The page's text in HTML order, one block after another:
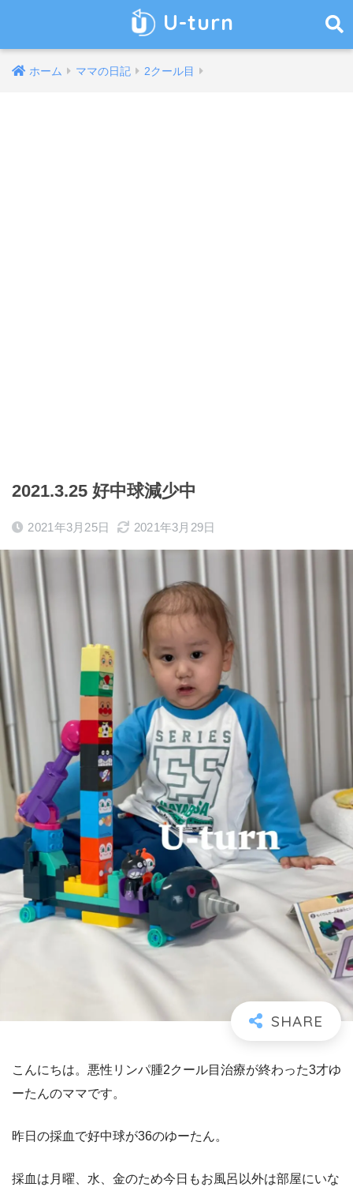
U-turn
ホーム ママの日記 2クール目
2021.3.25 好中球減少中
2021年3月25日 2021年3月29日
こんにちは。悪性リンパ腫2クール目治療が終わった3才ゆ
ーたんのママです。
昨日の採血で好中球が36のゆーたん。
採血は月曜、水、金のため今日もお風呂以外は部屋にいな